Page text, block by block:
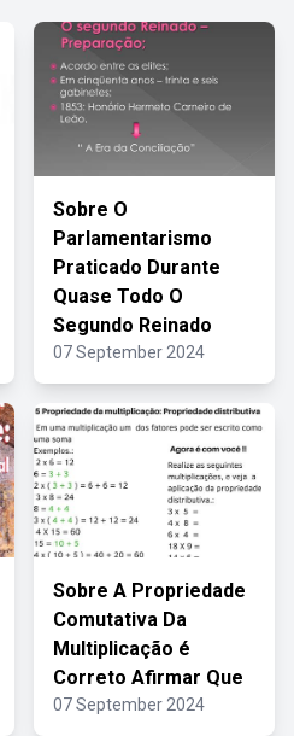
Sobre O
Parlamentarismo
Praticado Durante
Quase Todo O
Segundo Reinado
07 September 2024
Sobre A Propriedade
Comutativa Da
Multiplicação é
Correto Afirmar Que
07 September 2024